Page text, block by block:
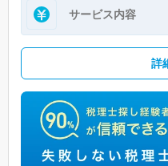
サービス内容
詳